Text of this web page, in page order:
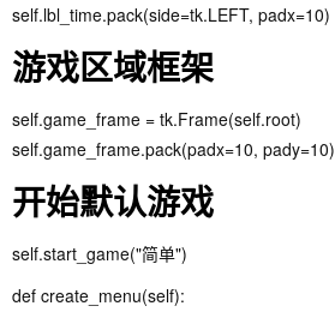
self.lbl_time.pack(side=tk.LEFT, padx=10)
游戏区域框架
self.game_frame = tk.Frame(self.root)
self.game_frame.pack(padx=10, pady=10)
开始默认游戏
self.start_game("简单")
def create_menu(self):